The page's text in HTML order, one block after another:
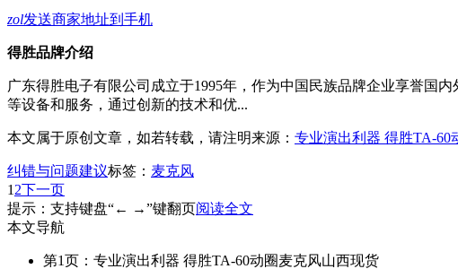
zol发送商家地址到手机
得胜品牌介绍
广东得胜电子有限公司成立于1995年，作为中国民族品牌企业享誉国
等设备和服务，通过创新的技术和优...
本文属于原创文章，如若转载，请注明来源： 专业演出利器 得胜TA-60
纠错与问题建议标签： 麦克风
1 2下一页
提示：支持键盘“← →”键翻页阅读全文
本文导航
第1页：专业演出利器 得胜TA-60动圈麦克风山西现货